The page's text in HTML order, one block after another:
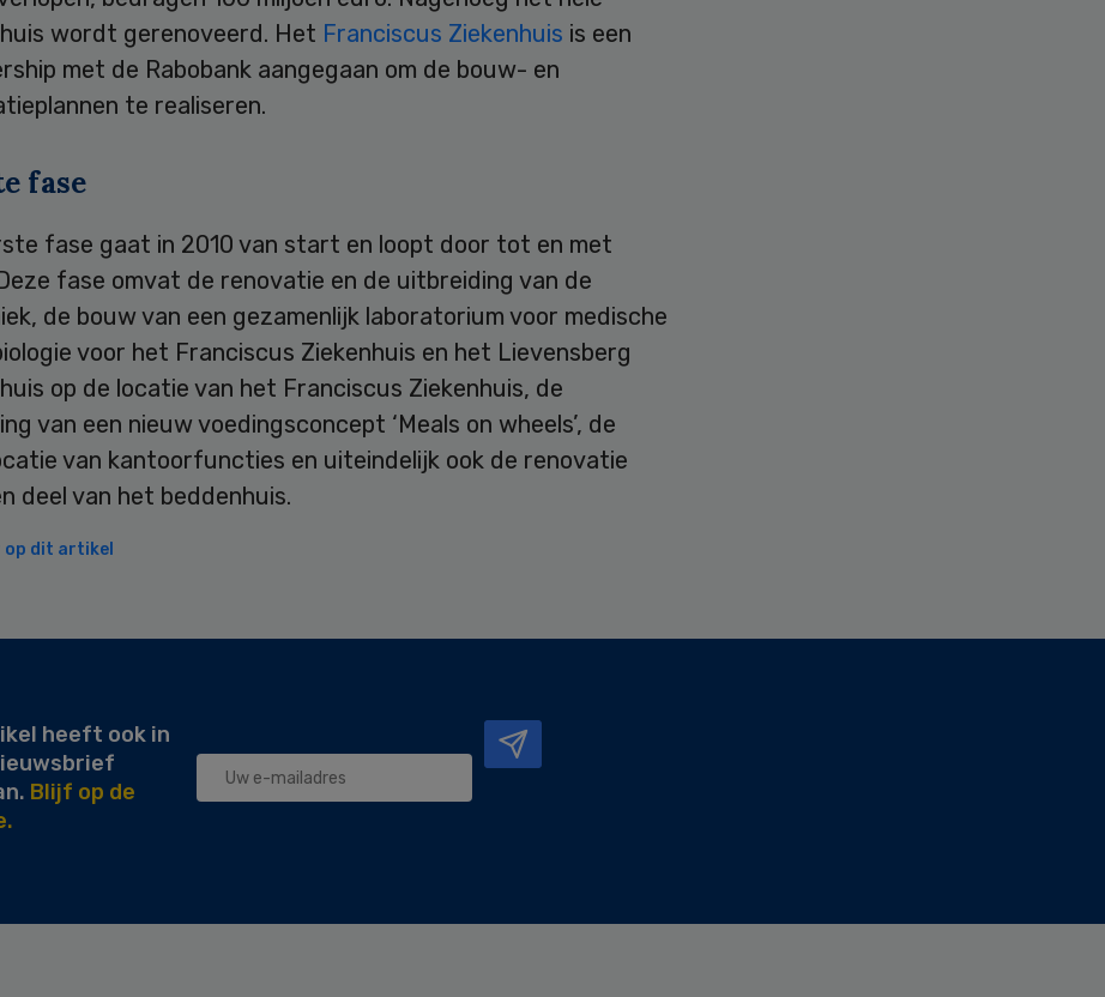
wordt gerenoveerd. Het Franciscus Ziekenhuis is een
met de Rabobank aangegaan om de bouw- en
te realiseren.
fase
fase gaat in 2010 van start en loopt door tot en met
fase omvat de renovatie en de uitbreiding van de
de bouw van een gezamenlijk laboratorium voor medische
voor het Franciscus Ziekenhuis en het Lievensberg
op de locatie van het Franciscus Ziekenhuis, de
van een nieuw voedingsconcept ‘Meals on wheels’, de
van kantoorfuncties en uiteindelijk ook de renovatie
deel van het beddenhuis.
op dit artikel
heeft ook in
Blijf op de